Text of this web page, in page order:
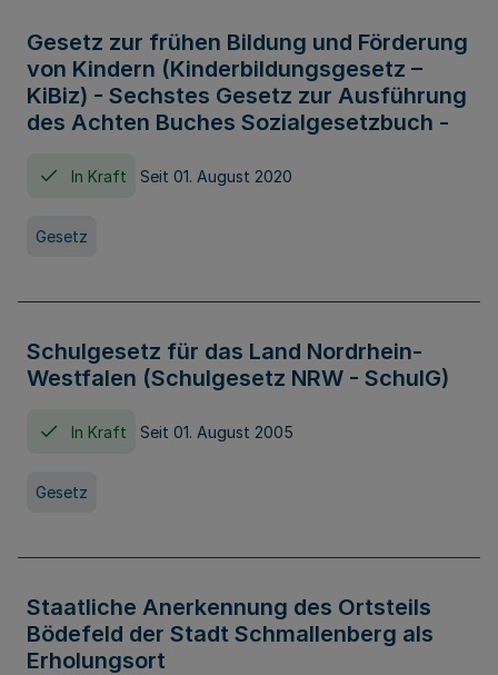
Gesetz zur frühen Bildung und Förderung
von Kindern (Kinderbildungsgesetz –
KiBiz) - Sechstes Gesetz zur Ausführung
des Achten Buches Sozialgesetzbuch -
In Kraft Seit 01. August 2020
Gesetz
Schulgesetz für das Land Nordrhein-
Westfalen (Schulgesetz NRW - SchulG)
In Kraft Seit 01. August 2005
Gesetz
Staatliche Anerkennung des Ortsteils
Bödefeld der Stadt Schmallenberg als
Erholungsort